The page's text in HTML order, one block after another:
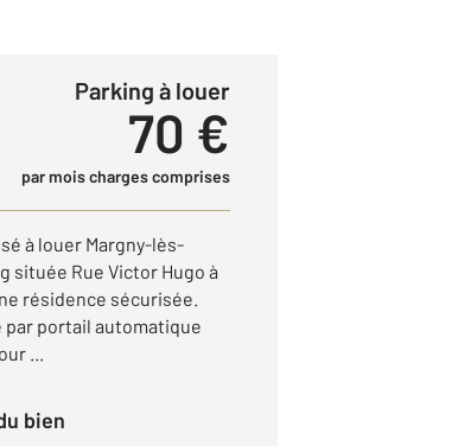
Parking à louer
70 €
par mois charges comprises
à louer Margny-lès-
située Rue Victor Hugo à
résidence sécurisée.
par portail automatique
...
bien